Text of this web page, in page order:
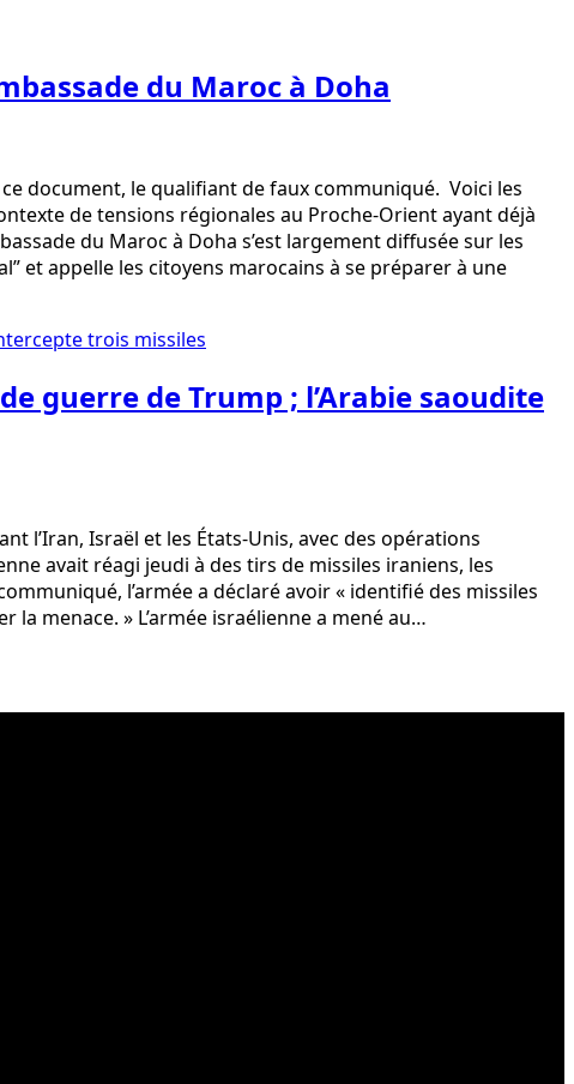
du Maroc à Doha
ce document, le qualifiant de faux communiqué. Voici les
de tensions régionales au Proche-Orient ayant déjà
du Maroc à Doha s’est largement diffusée sur les
et appelle les citoyens marocains à se préparer à une
guerre de Trump ; l’Arabie saoudite
l’Iran, Israël et les États-Unis, avec des opérations
avait réagi jeudi à des tirs de missiles iraniens, les
l’armée a déclaré avoir « identifié des missiles
menace. » L’armée israélienne a mené au…